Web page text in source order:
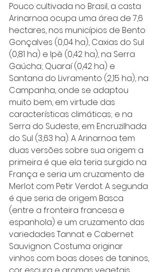
Pouco cultivada no Brasil, a casta
Arinarnoa ocupa uma área de 7,6
hectares, nos municípios de Bento
Gonçalves (0,04 ha), Caxias do Sul
(0,81 ha) e Ipê (0,42 ha), na Serra
Gaúcha; Quaraí (0,42 ha) e
Santana do Livramento (2,15 ha), na
Campanha, onde se adaptou
muito bem, em virtude das
características climáticas; e na
Serra do Sudeste, em Encruzilhada
do Sul (3,63 ha). A Arinarnoa tem
duas versões sobre sua origem: a
primeira é que ela teria surgido na
França e seria um cruzamento de
Merlot com Petir Verdot. A segunda
é que seria de origem Basca
(entre a fronteira francesa e
espanhola) e um cruzamento das
variedades Tannat e Cabernet
Sauvignon. Costuma originar
vinhos com boas doses de taninos,